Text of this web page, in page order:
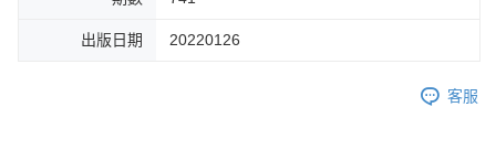
出版日期 20220126
客服